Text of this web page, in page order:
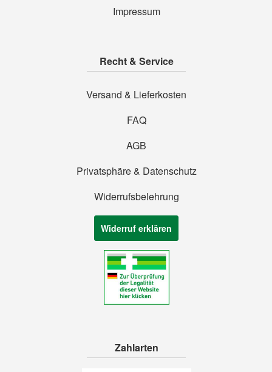
Impressum
Recht & Service
Versand & Lieferkosten
FAQ
AGB
Privatsphäre & Datenschutz
Widerrufsbelehrung
Widerruf erklären
Zahlarten